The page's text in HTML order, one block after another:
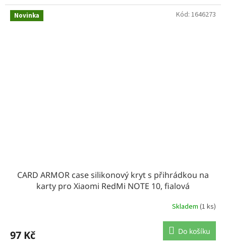
Novinka
CARD ARMOR case silikonový kryt s přihrádkou na
karty pro Xiaomi RedMi NOTE 10, fialová
Skladem (1 ks)
97 Kč Do košíku
Kód: 1646273